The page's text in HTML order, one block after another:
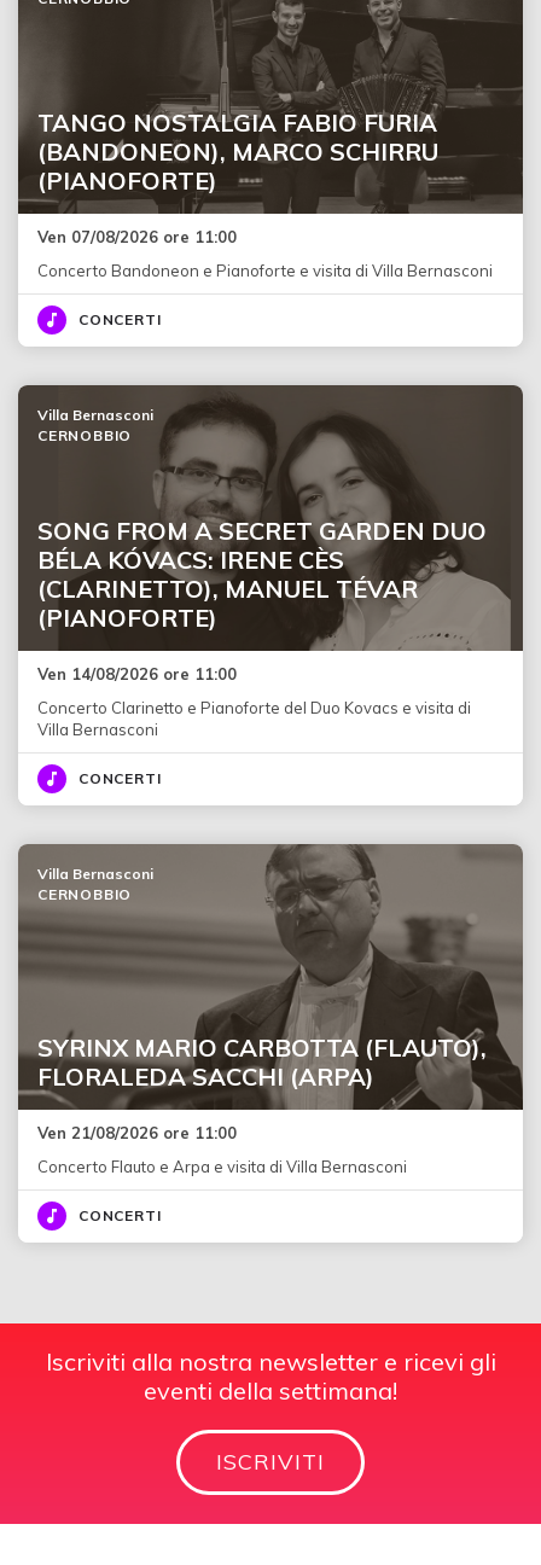
TANGO NOSTALGIA FABIO FURIA
(BANDONEON), MARCO SCHIRRU
(PIANOFORTE)
Ven 07/08/2026 ore 11:00
Concerto Bandoneon e Pianoforte e visita di Villa Bernasconi
CONCERTI
SONG FROM A SECRET GARDEN DUO
BÉLA KÓVACS: IRENE CÈS
(CLARINETTO), MANUEL TÉVAR
(PIANOFORTE)
Villa Bernasconi
CERNOBBIO
Ven 14/08/2026 ore 11:00
Concerto Clarinetto e Pianoforte del Duo Kovacs e visita di
Villa Bernasconi
CONCERTI
SYRINX MARIO CARBOTTA (FLAUTO),
FLORALEDA SACCHI (ARPA)
Villa Bernasconi
CERNOBBIO
Ven 21/08/2026 ore 11:00
Concerto Flauto e Arpa e visita di Villa Bernasconi
CONCERTI
Iscriviti alla nostra newsletter e ricevi gli
eventi della settimana!
ISCRIVITI